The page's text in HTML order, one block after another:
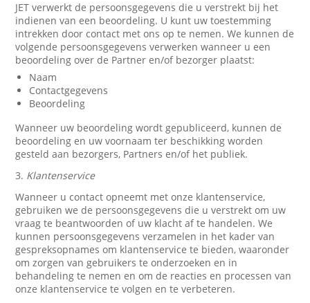
JET verwerkt de persoonsgegevens die u verstrekt bij het
indienen van een beoordeling. U kunt uw toestemming
intrekken door contact met ons op te nemen. We kunnen de
volgende persoonsgegevens verwerken wanneer u een
beoordeling over de Partner en/of bezorger plaatst:
Naam
Contactgegevens
Beoordeling
Wanneer uw beoordeling wordt gepubliceerd, kunnen de
beoordeling en uw voornaam ter beschikking worden
gesteld aan bezorgers, Partners en/of het publiek.
3. Klantenservice
Wanneer u contact opneemt met onze klantenservice,
gebruiken we de persoonsgegevens die u verstrekt om uw
vraag te beantwoorden of uw klacht af te handelen. We
kunnen persoonsgegevens verzamelen in het kader van
gespreksopnames om klantenservice te bieden, waaronder
om zorgen van gebruikers te onderzoeken en in
behandeling te nemen en om de reacties en processen van
onze klantenservice te volgen en te verbeteren.